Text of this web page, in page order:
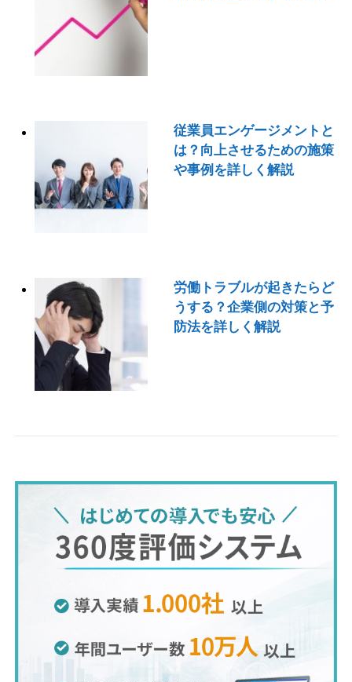
従業員エンゲージメントと
は？向上させるための施策
や事例を詳しく解説
労働トラブルが起きたらど
うする？企業側の対策と予
防法を詳しく解説